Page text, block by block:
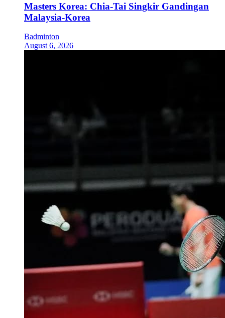
Masters Korea: Chia-Tai Singkir Gandingan
Malaysia-Korea
Badminton
August 6, 2026